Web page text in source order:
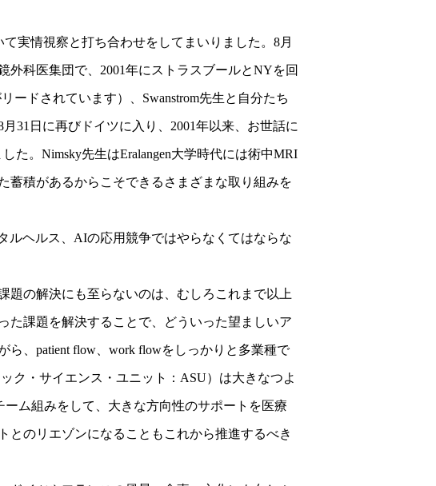
実情視察と打ち合わせをしてまいりました。8月
科医集団で、2001年にストラスブールとNYを回
ードされています）、Swanstrom先生と自分たち
31日に再びドイツに入り、2001年以来、お世話に
た。Nimsky先生はEralangen大学時代には術中MRI
蓄積があるからこそできるさまざまな取り組みを
ルヘルス、AIの応用競争ではやらなくてはならな
題の解決にも至らないのは、むしろこれまで以上
た課題を解決することで、どういった望ましいア
、patient flow、work flowをしっかりと多業種で
ク・サイエンス・ユニット：ASU）は大きなつよ
ーム組みをして、大きな方向性のサポートを医療
のリエゾンになることもこれから推進するべき